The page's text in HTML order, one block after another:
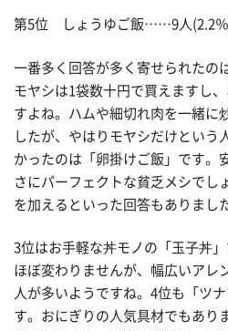
第5位 しょうゆご飯……9人(2.2
一番多く回答が多く寄せられたの
モヤシは1袋数十円で買えますし
すよね。ハムや細切れ肉を一緒に
したが、やはりモヤシだけという
かったのは「卵掛けご飯」です。
さにパーフェクトな貧乏メシでし
を加えるといった回答もありまし
3位はお手軽な丼モノの「玉子丼
ほぼ変わりませんが、幅広いアレ
人が多いようですね。4位も「ツ
す。おにぎりの人気具材でもあり